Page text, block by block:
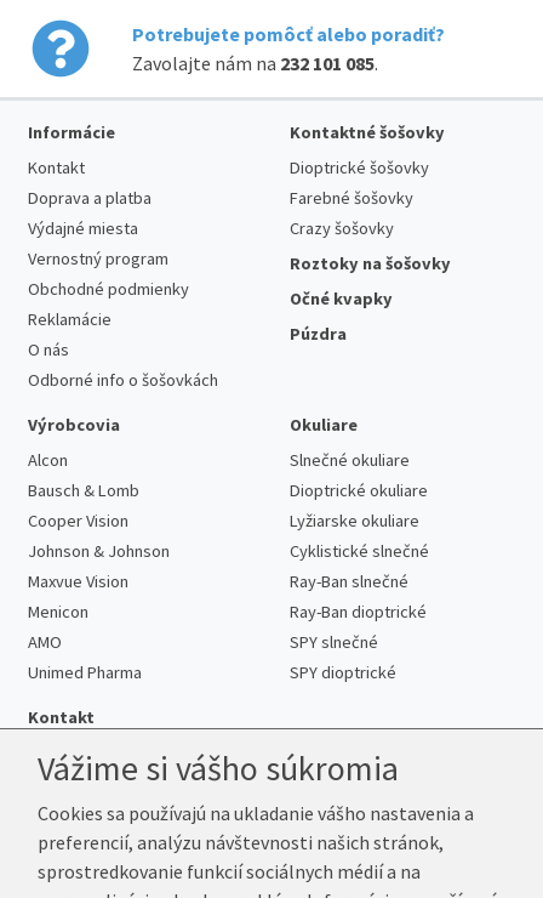
Potrebujete pomôcť alebo poradiť?
Zavolajte nám na 232 101 085.
Informácie
Kontakt
Doprava a platba
Výdajné miesta
Vernostný program
Obchodné podmienky
Reklamácie
O nás
Odborné info o šošovkách
Kontaktné šošovky
Dioptrické šošovky
Farebné šošovky
Crazy šošovky
Roztoky na šošovky
Očné kvapky
Púzdra
Výrobcovia
Alcon
Bausch & Lomb
Cooper Vision
Johnson & Johnson
Maxvue Vision
Menicon
AMO
Unimed Pharma
Okuliare
Slnečné okuliare
Dioptrické okuliare
Lyžiarske okuliare
Cyklistické slnečné
Ray-Ban slnečné
Ray-Ban dioptrické
SPY slnečné
SPY dioptrické
Kontakt
Telefón:+421 222 205 863
E-mail:info@kup-sosovky.sk
Reklamačná adresa
Vážime si vášho súkromia
Cookies sa používajú na ukladanie vášho nastavenia a
preferencií, analýzu návštevnosti našich stránok,
sprostredkovanie funkcií sociálnych médií a na